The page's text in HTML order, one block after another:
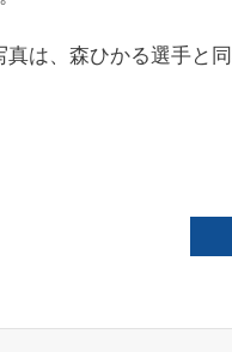
真は、森ひかる選手と